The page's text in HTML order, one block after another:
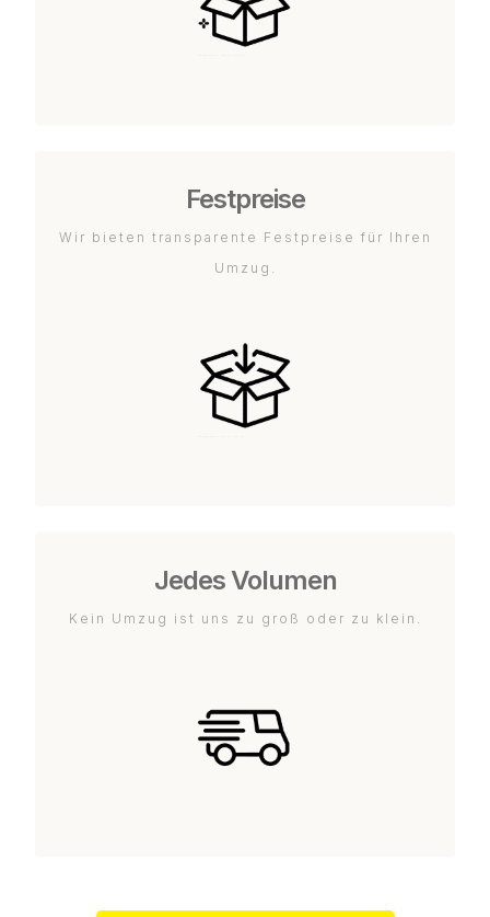
Festpreise
Wir bieten transparente Festpreise für Ihren
Umzug.
Jedes Volumen
Kein Umzug ist uns zu groß oder zu klein.